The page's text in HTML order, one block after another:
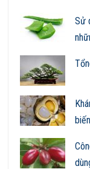
Sử